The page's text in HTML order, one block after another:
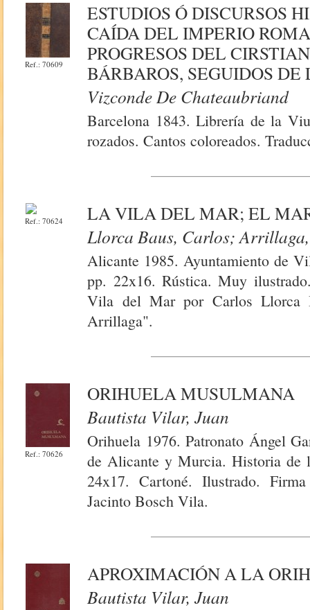
Ref.: 70609
ESTUDIOS Ó DISCURSOS
CAÍDA DEL IMPERIO
PROGRESOS DEL
BÁRBAROS, SEGUIDOS
Vizconde De Chateaubriand
Barcelona 1843. Librería de la
rozados. Cantos coloreados.
Ref.: 70624
LA VILA DEL MAR; EL
Llorca Baus, Carlos;
Alicante 1985. Ayuntamiento de
pp. 22x16. Rústica. Muy
Vila del Mar por Carlos
Arrillaga".
Ref.: 70626
ORIHUELA MUSULMANA
Bautista Vilar, Juan
Orihuela 1976. Patronato Ángel
de Alicante y Murcia. Historia de
24x17. Cartoné. Ilustrado.
Jacinto Bosch Vila.
APROXIMACIÓN A LA
Bautista Vilar, Juan